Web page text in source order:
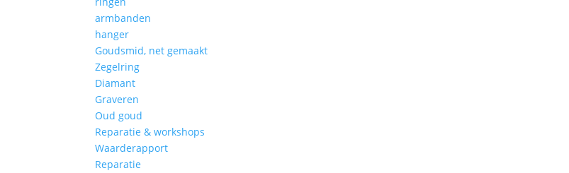
armbanden
hanger
Goudsmid, net gemaakt
Zegelring
Diamant
Graveren
Oud goud
Reparatie & workshops
Waarderapport
Reparatie